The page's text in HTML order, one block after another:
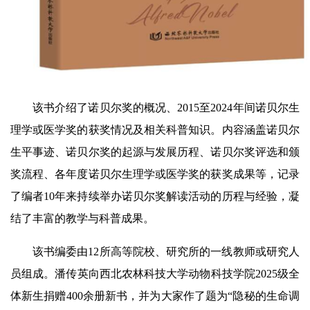
该书介绍了诺贝尔奖的概况、2015至2024年间诺贝尔生
理学或医学奖的获奖情况及相关科普知识。内容涵盖诺贝尔
生平事迹、诺贝尔奖的起源与发展历程、诺贝尔奖评选和颁
奖流程、各年度诺贝尔生理学或医学奖的获奖成果等，记录
了编者10年来持续举办诺贝尔奖解读活动的历程与经验，凝
结了丰富的教学与科普成果。
该书编委由12所高等院校、研究所的一线教师或研究人
员组成。潘传英向西北农林科技大学动物科技学院2025级全
体新生捐赠400余册新书，并为大家作了题为“隐秘的生命调